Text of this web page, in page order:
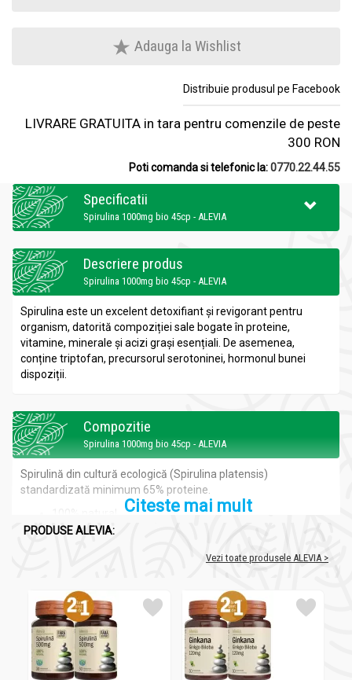
Adauga la Wishlist
Distribuie produsul pe Facebook
LIVRARE GRATUITA in tara pentru comenzile de peste
300 RON
Poti comanda si telefonic la:0770.22.44.55
Specificatii
Spirulina 1000mg bio 45cp - ALEVIA
Descriere produs
Spirulina 1000mg bio 45cp - ALEVIA
Spirulina este un excelent detoxifiant și revigorant pentru
organism, datorită compoziției sale bogate în proteine,
vitamine, minerale și acizi grași esențiali. De asemenea,
conține triptofan, precursorul serotoninei, hormonul bunei
dispoziții.
Compozitie
Spirulina 1000mg bio 45cp - ALEVIA
Spirulină din cultură ecologică (Spirulina platensis)
standardizată minimum 65% proteine.
Fără excipienți
Spirulina 1000mg bio 45cp - ALEVIA
Recomandat ca adjuvant în
• Oboseală cronică, epuizare fizică și psihică, imunitate
scăzută, convalescență, anemie, astenie;
• Hepatite cronice, ciroze, gastrite, ulcer gastroduodenal,
Citeste mai mult
PRODUSE ALEVIA:
Vezi toate produsele ALEVIA >